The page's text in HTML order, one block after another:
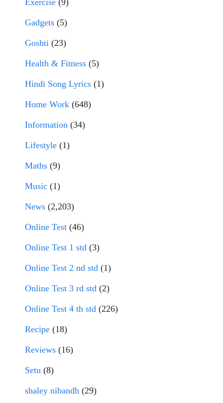
Gadgets (5)
Goshti (23)
Health & Fitness (5)
Hindi Song Lyrics (1)
Home Work (648)
Information (34)
Lifestyle (1)
Maths (9)
Music (1)
News (2,203)
Online Test (46)
Online Test 1 std (3)
Online Test 2 nd std (1)
Online Test 3 rd std (2)
Online Test 4 th std (226)
Recipe (18)
Reviews (16)
Setu (8)
shaley nibandh (29)